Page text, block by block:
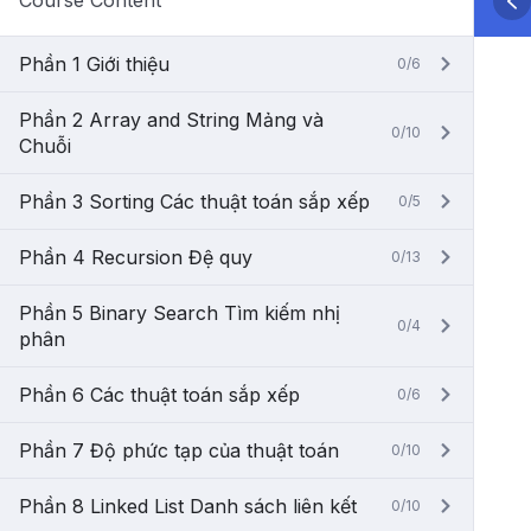
Phần 1 Giới thiệu 0/6
Phần 2 Array and String Mảng và
Chuỗi
0/10
Phần 3 Sorting Các thuật toán sắp xếp 0/5
Phần 4 Recursion Đệ quy 0/13
Phần 5 Binary Search Tìm kiếm nhị
phân
0/4
Phần 6 Các thuật toán sắp xếp 0/6
Phần 7 Độ phức tạp của thuật toán 0/10
Phần 8 Linked List Danh sách liên kết 0/10